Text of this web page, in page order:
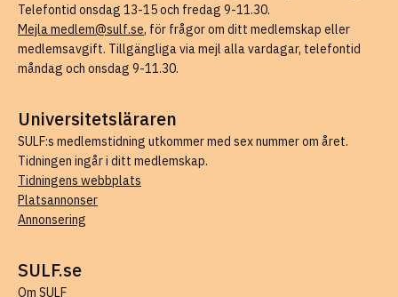
Telefontid onsdag 13-15 och fredag 9-11.30.
Mejla medlem@sulf.se, för frågor om ditt medlemskap eller
medlemsavgift. Tillgängliga via mejl alla vardagar, telefontid
måndag och onsdag 9-11.30.
Universitetsläraren
SULF:s medlemstidning utkommer med sex nummer om året.
Tidningen ingår i ditt medlemskap.
Tidningens webbplats
Platsannonser
Annonsering
SULF.se
Om SULF